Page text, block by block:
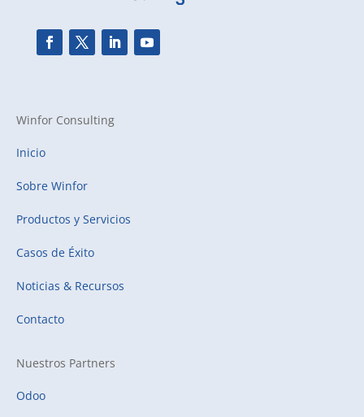
Winfor Consulting
Inicio
Sobre Winfor
Productos y Servicios
Casos de Éxito
Noticias & Recursos
Contacto
Nuestros Partners
Odoo